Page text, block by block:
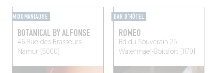
MIXOMANIAQUE
BOTANICAL BY ALFONSE
46 Rue des Brasseurs
Namur (5000)
BAR D'HÔTEL
ROMEO
Bd du Souverain 25
Watermael-Boitsfort (1170)